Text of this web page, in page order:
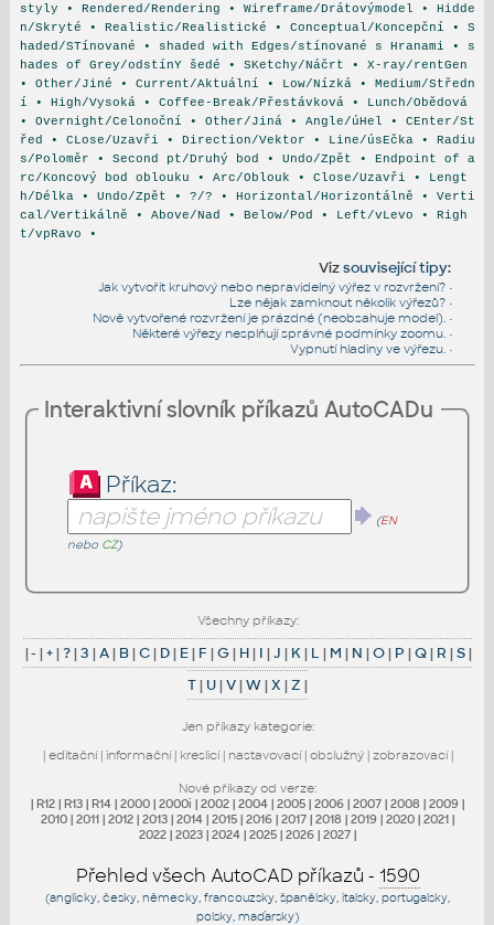
styly • Rendered/Rendering • Wireframe/Drátovýmodel • Hidde
n/Skryté • Realistic/Realistické • Conceptual/Koncepční • S
haded/STínované • shaded with Edges/stínované s Hranami • s
hades of Grey/odstínY šedé • SKetchy/Náčrt • X-ray/rentGen
• Other/Jiné • Current/Aktuální • Low/Nízká • Medium/Středn
í • High/Vysoká • Coffee-Break/Přestávková • Lunch/Obědová
• Overnight/Celonoční • Other/Jiná • Angle/úHel • CEnter/St
řed • CLose/Uzavři • Direction/Vektor • Line/úsEčka • Radiu
s/Poloměr • Second pt/Druhý bod • Undo/Zpět • Endpoint of a
rc/Koncový bod oblouku • Arc/Oblouk • Close/Uzavři • Lengt
h/Délka • Undo/Zpět • ?/? • Horizontal/Horizontálně • Verti
cal/Vertikálně • Above/Nad • Below/Pod • Left/vLevo • Righ
t/vpRavo •
Vizsouvisející tipy:
Jak vytvořit kruhový nebo nepravidelný výřez v rozvržení? •
Lze nějak zamknout několik výřezů? •
Nově vytvořené rozvržení je prázdné (neobsahuje model). •
Některé výřezy nesplňují správné podmínky zoomu. •
Vypnutí hladiny ve výřezu. •
Interaktivní slovník příkazů AutoCADu
Příkaz:
(EN
nebo CZ)
Všechny příkazy:
|- |+|?|3 |A| B|C| D| E| F |G| H| I |J | K| L | M | N |O| P |Q| R |S|
T| U|V|W|X |Z |
Jen příkazy kategorie:
| editační| informační| kreslicí| nastavovací| obslužný| zobrazovací|
Nové příkazy od verze:
| R12 | R13 | R14 | 2000 | 2000i | 2002 | 2004 | 2005 | 2006 | 2007 | 2008 | 2009 |
2010 | 2011 | 2012 | 2013 | 2014 | 2015 | 2016 | 2017 | 2018 | 2019 | 2020 | 2021 |
2022 | 2023 | 2024 | 2025 | 2026 | 2027 |
Přehled všech AutoCAD příkazů - 1590
(anglicky, česky, německy, francouzsky, španělsky, italsky, portugalsky,
polsky, maďarsky)